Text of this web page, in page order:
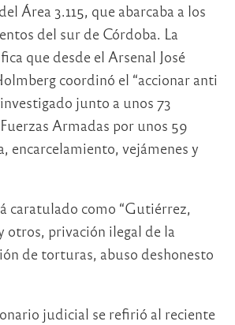
Área 3.115, que abarcaba a los
del sur de Córdoba. La
que desde el Arsenal José
coordinó el “accionar anti
junto a unos 73
Armadas por unos 59
encarcelamiento, vejámenes y
caratulado como “Gutiérrez,
otros, privación ilegal de la
de torturas, abuso deshonesto
judicial se refirió al reciente